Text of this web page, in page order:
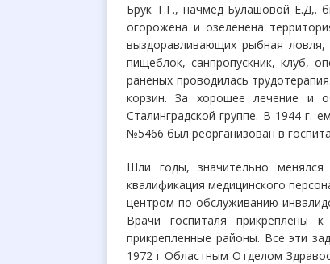
Брук Т.Г., начмед Булашовой Е.Д,.
огорожена и озеленена
выздоравливающих рыбная
пищеблок, санпропускник, клуб,
раненых проводилась
корзин. За хорошее лечение и
Сталинградской группе. В 1944 г.
№5466 был реорганизован в
Шли годы, значительно
квалификация медицинского
центром по обслуживанию
Врачи госпиталя прикреплены
прикрепленные районы. Все эти
1972 г Областным Отделом